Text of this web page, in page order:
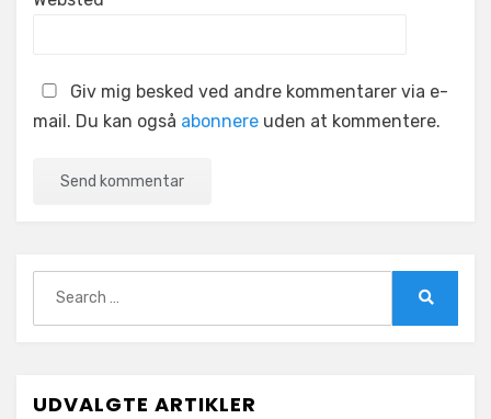
Giv mig besked ved andre kommentarer via e-
mail. Du kan også abonnere uden at kommentere.
for:
UDVALGTE ARTIKLER